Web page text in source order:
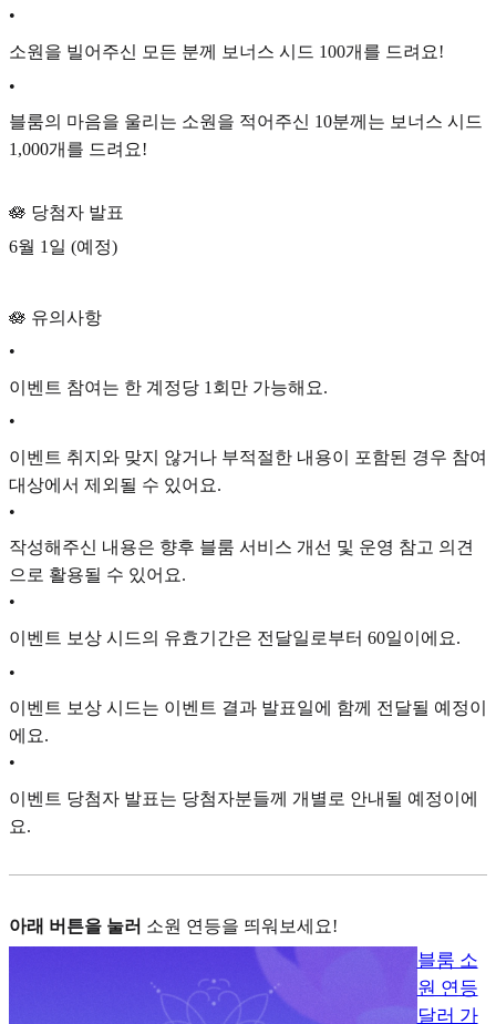
•
소원을 빌어주신 모든 분께 보너스 시드 100개를 드려요!
•
블룸의 마음을 울리는 소원을 적어주신 10분께는 보너스 시드
1,000개를 드려요!
🪷 당첨자 발표
6월 1일 (예정)
🪷 유의사항
•
이벤트 참여는 한 계정당 1회만 가능해요.
•
이벤트 취지와 맞지 않거나 부적절한 내용이 포함된 경우 참여
대상에서 제외될 수 있어요.
•
작성해주신 내용은 향후 블룸 서비스 개선 및 운영 참고 의견
으로 활용될 수 있어요.
•
이벤트 보상 시드의 유효기간은 전달일로부터 60일이에요.
•
이벤트 보상 시드는 이벤트 결과 발표일에 함께 전달될 예정이
에요.
•
이벤트 당첨자 발표는 당첨자분들께 개별로 안내될 예정이에
요.
아래 버튼을 눌러 소원 연등을 띄워보세요!
블룸 소
원 연등
달러 가